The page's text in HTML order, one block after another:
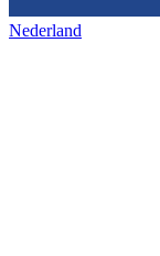
Nederland